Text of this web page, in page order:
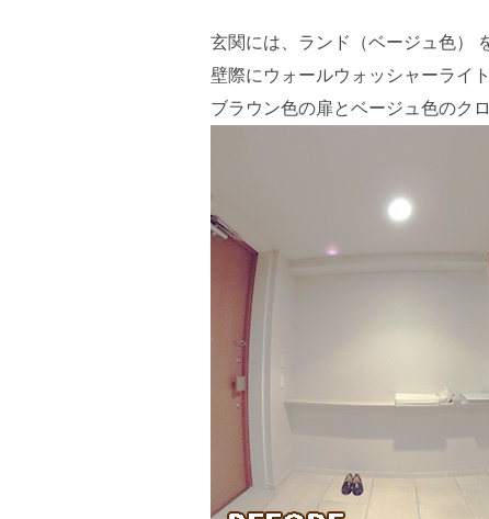
玄関には、ランド（ベージュ色）
壁際にウォールウォッシャーライ
ブラウン色の扉とベージュ色のク